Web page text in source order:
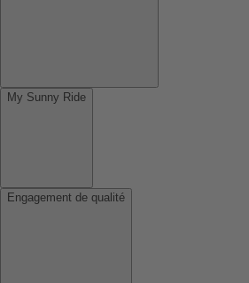
My Sunny Ride
Engagement de qualité